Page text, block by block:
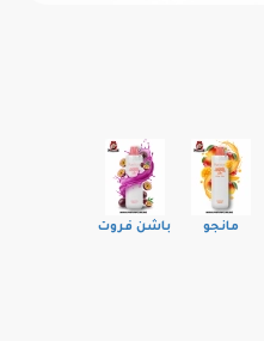
مانجو باشن فروت